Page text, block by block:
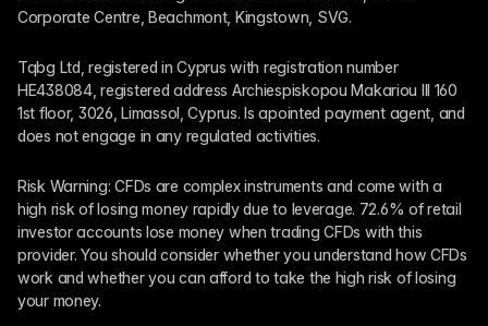
Corporate Centre, Beachmont, Kingstown, SVG.
Tqbg Ltd, registered in Cyprus with registration number
HE438084, registered address Archiespiskopou Makariou III 160
1st floor, 3026, Limassol, Cyprus. Is apointed payment agent, and
does not engage in any regulated activities.
Risk Warning: CFDs are complex instruments and come with a
high risk of losing money rapidly due to leverage. 72.6% of retail
investor accounts lose money when trading CFDs with this
provider. You should consider whether you understand how CFDs
work and whether you can afford to take the high risk of losing
your money.